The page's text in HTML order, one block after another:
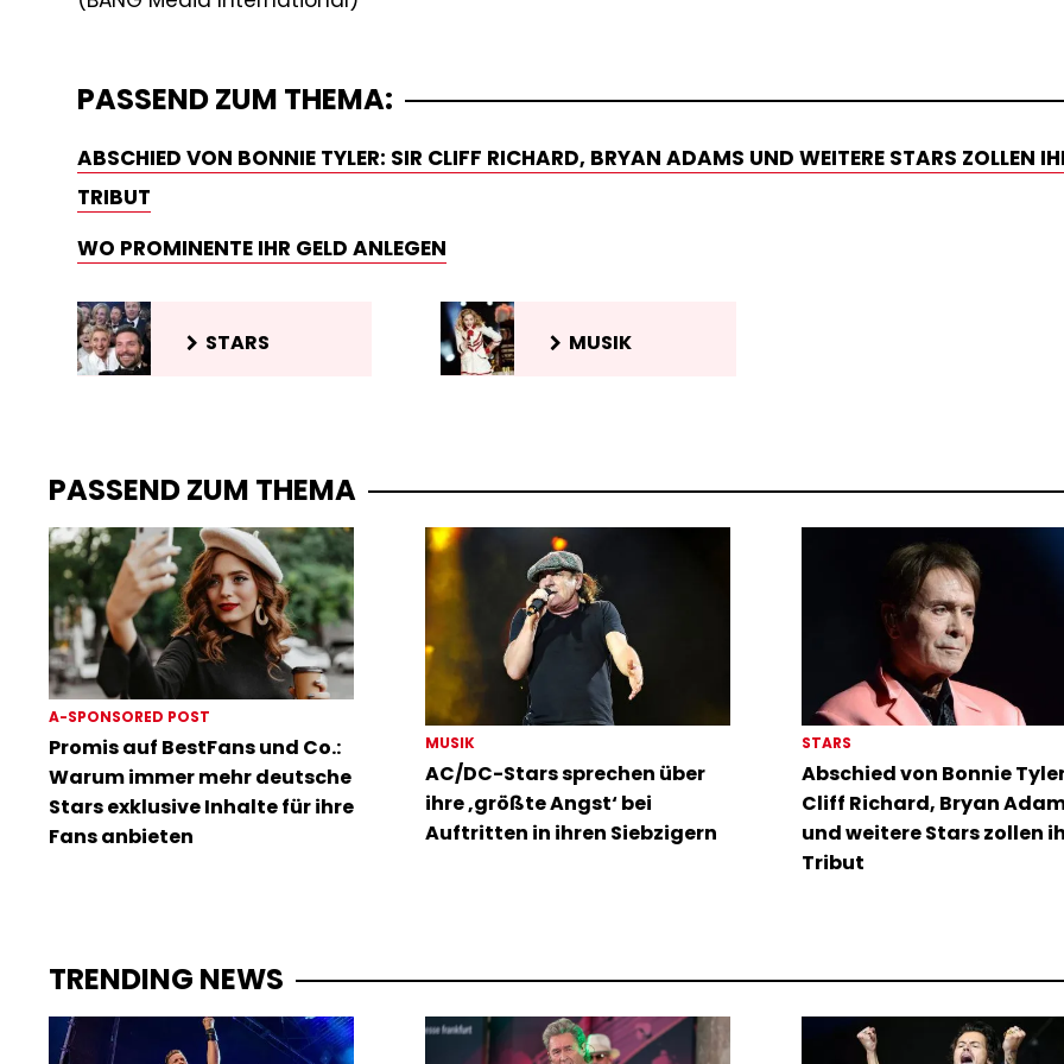
PASSEND ZUM THEMA:
ABSCHIED VON BONNIE TYLER: SIR CLIFF RICHARD, BRYAN ADAMS UND WEITERE STARS ZOLLEN
TRIBUT
WO PROMINENTE IHR GELD ANLEGEN
STARS MUSIK
PASSEND ZUM THEMA
A-SPONSORED POST
Promis auf BestFans und Co.:
Warum immer mehr deutsche
Stars exklusive Inhalte für ihre
Fans anbieten
MUSIK
AC/DC-Stars sprechen über
ihre ‚größte Angst‘ bei
Auftritten in ihren Siebzigern
STARS
Abschied von Bonnie
Cliff Richard, Bryan
und weitere Stars zollen
Tribut
TRENDING NEWS